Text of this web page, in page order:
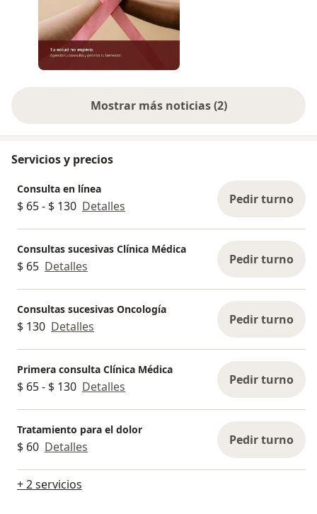
Mostrar más noticias (2)
Servicios y precios
Consulta en línea
$ 65 - $ 130 Detalles Pedir turno
Consultas sucesivas Clínica Médica
$ 65 Detalles Pedir turno
Consultas sucesivas Oncología
$ 130 Detalles Pedir turno
Primera consulta Clínica Médica
$ 65 - $ 130 Detalles Pedir turno
Tratamiento para el dolor
$ 60 Detalles Pedir turno
+ 2 servicios